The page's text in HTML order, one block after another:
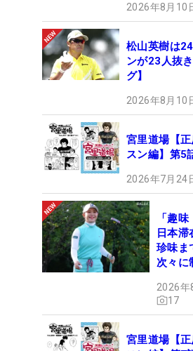
2026年8月10
松山英樹は
ンが23人抜
グ】
2026年8月10
宮里道場【
スン編】第5
2026年7月24
「趣
日本
珍味ま
次々に
2026年
17
宮里道場【